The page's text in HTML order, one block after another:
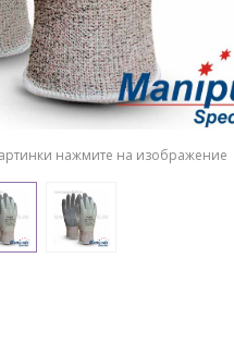
нажмите на изображение